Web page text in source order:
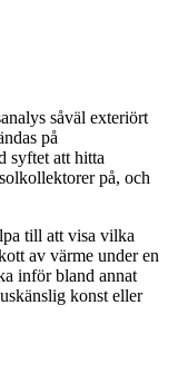
såväl exteriört
på
syftet att hitta
på, och
till att visa vilka
av värme under en
inför bland annat
konst eller